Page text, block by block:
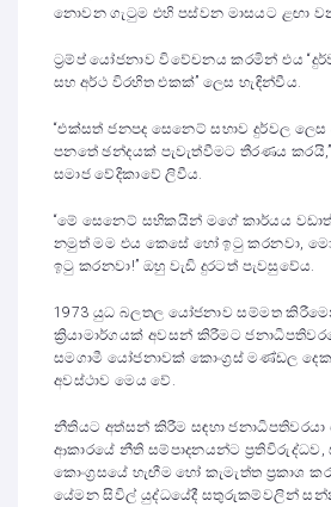
නොවන ගැටුම එහි පස්වන මාසයට ළඟා
ට්‍රම්ප් යෝජනාව විවේචනය කරමින් එය
සහ අර්ථ විරහිත එකක්” ලෙස හැඳින්වීය.
“එක්සත් ජනපද සෙනෙට් සභාව දුර්වල
පනතේ ඡන්දයක් පැවැත්වීමට තීරණය කරයි,”
සමාජ වේදිකාවේ ලිවීය.
“මේ සෙනෙට් සභිකයින් මගේ කාර්යය
නමුත් මම එය කෙසේ හෝ ඉටු කරනවා,
ඉටු කරනවා!” ඔහු වැඩි දුරටත් පැවසුවේය.
1973 යුධ බලතල යෝජනාව සම්මත
ක්‍රියාමාර්ගයක් අවසන් කිරීමට
සමගාමී යෝජනාවක් කොංග්‍රස් මණ්ඩල
අවස්ථාව මෙය වේ.
නීතියට අත්සන් කිරීම සඳහා
ආකාරයේ නීති සම්පාදනයන්ට
කොංග්‍රසයේ හැඟීම හෝ කැමැත්ත ප්‍රකාශ
යේමන සිවිල් යුද්ධයේදී සතුරුකම්වලින්